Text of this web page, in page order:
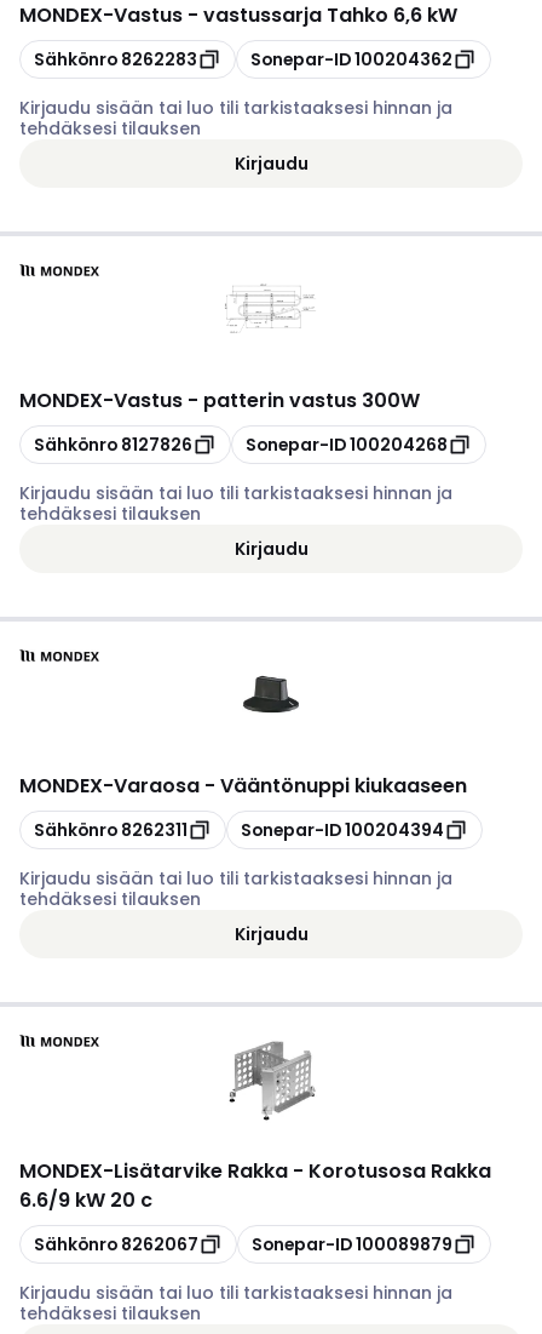
MONDEX-Vastus - vastussarja Tahko 6,6 kW
Kopioi
Sähkönro 8262283 Kopioi
Sonepar-ID100204362
Kirjaudu sisään tai luo tili tarkistaaksesi hinnan ja
tehdäksesi tilauksen
Kirjaudu
MONDEX-Vastus - patterin vastus 300W
Kopioi
Sähkönro 8127826 Kopioi
Sonepar-ID100204268
Kirjaudu sisään tai luo tili tarkistaaksesi hinnan ja
tehdäksesi tilauksen
Kirjaudu
MONDEX-Varaosa - Vääntönuppi kiukaaseen
Kopioi
Sähkönro 8262311 Kopioi
Sonepar-ID100204394
Kirjaudu sisään tai luo tili tarkistaaksesi hinnan ja
tehdäksesi tilauksen
Kirjaudu
MONDEX-Lisätarvike Rakka - Korotusosa Rakka
6.6/9 kW 20 c
Kopioi
Sähkönro 8262067 Kopioi
Sonepar-ID100089879
Kirjaudu sisään tai luo tili tarkistaaksesi hinnan ja
tehdäksesi tilauksen